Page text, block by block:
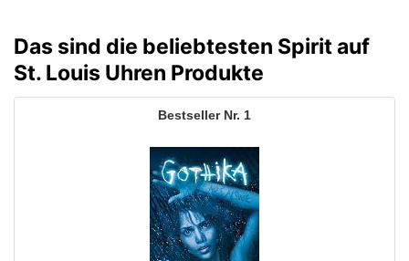
Das sind die beliebtesten Spirit auf
St. Louis Uhren Produkte
1